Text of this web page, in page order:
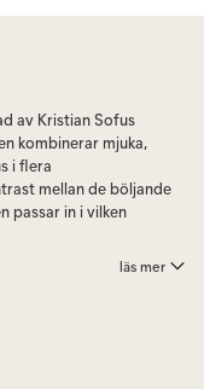
av Kristian Sofus
kombinerar mjuka,
i flera
mellan de böljande
passar in i vilken
läs mer